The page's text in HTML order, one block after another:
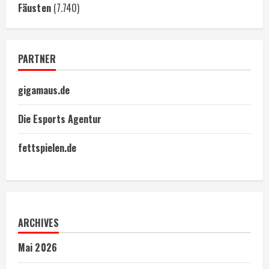
Fäusten (7.740)
PARTNER
gigamaus.de
Die Esports Agentur
fettspielen.de
ARCHIVES
Mai 2026